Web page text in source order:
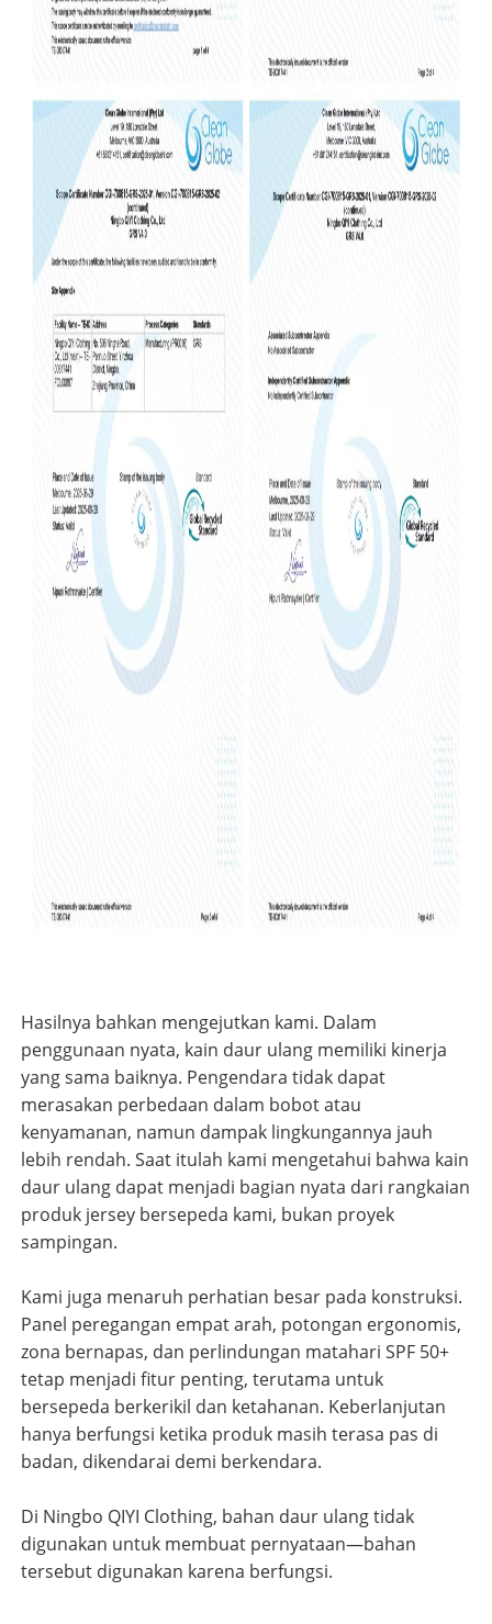
Hasilnya bahkan mengejutkan kami. Dalam
penggunaan nyata, kain daur ulang memiliki kinerja
yang sama baiknya. Pengendara tidak dapat
merasakan perbedaan dalam bobot atau
kenyamanan, namun dampak lingkungannya jauh
lebih rendah. Saat itulah kami mengetahui bahwa kain
daur ulang dapat menjadi bagian nyata dari rangkaian
produk jersey bersepeda kami, bukan proyek
sampingan.
Kami juga menaruh perhatian besar pada konstruksi.
Panel peregangan empat arah, potongan ergonomis,
zona bernapas, dan perlindungan matahari SPF 50+
tetap menjadi fitur penting, terutama untuk
bersepeda berkerikil dan ketahanan. Keberlanjutan
hanya berfungsi ketika produk masih terasa pas di
badan, dikendarai demi berkendara.
Di Ningbo QIYI Clothing, bahan daur ulang tidak
digunakan untuk membuat pernyataan—bahan
tersebut digunakan karena berfungsi.